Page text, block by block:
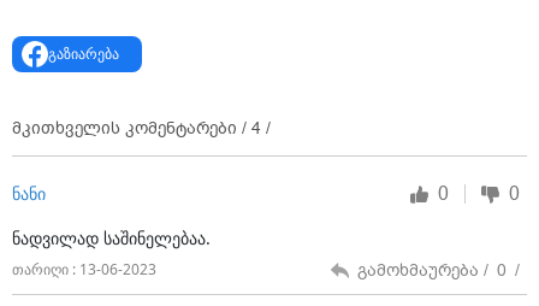
გამოჩნდა წიგნი, რომელიც ბავშვებს ელტონ ჯონისა
და მისი მამაკაცი მეუღლის, დევიდ ფერნიშის
მისივე თქმით, მსგავსი შინაარსის მასალების
უმრავლესობისთვის კატეგორიულად მიუღებელია
გაზიარება
მკითხველის კომენტარები / 4 /
ნანი 0 0
ნადვილად საშინელებაა.
თარიღი : 13-06-2023 გამოხმაურება / 0 /